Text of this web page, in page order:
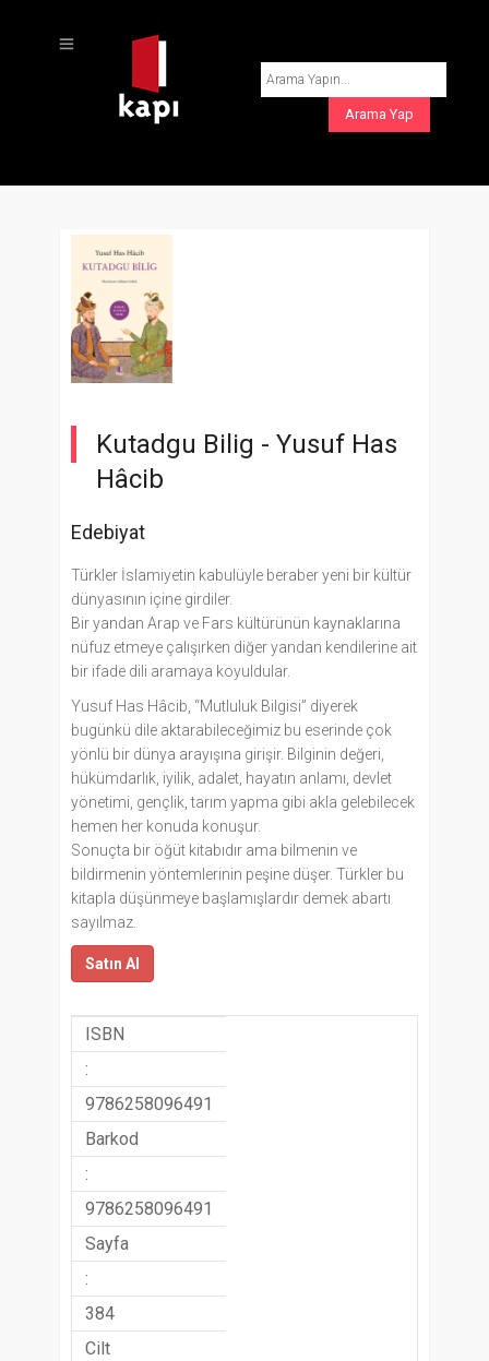
Kutadgu Bilig - Yusuf Has
Hâcib
Edebiyat
Türkler İslamiyetin kabulüyle beraber yeni bir kültür
dünyasının içine girdiler.
Bir yandan Arap ve Fars kültürünün kaynaklarına
nüfuz etmeye çalışırken diğer yandan kendilerine ait
bir ifade dili aramaya koyuldular.
Yusuf Has Hâcib, “Mutluluk Bilgisi” diyerek
bugünkü dile aktarabileceğimiz bu eserinde çok
yönlü bir dünya arayışına girişir. Bilginin değeri,
hükümdarlık, iyilik, adalet, hayatın anlamı, devlet
yönetimi, gençlik, tarım yapma gibi akla gelebilecek
hemen her konuda konuşur.
Sonuçta bir öğüt kitabıdır ama bilmenin ve
bildirmenin yöntemlerinin peşine düşer. Türkler bu
kitapla düşünmeye başlamışlardır demek abartı
sayılmaz.
Satın Al
ISBN
:
9786258096491
Barkod
:
9786258096491
Sayfa
:
384
Cilt